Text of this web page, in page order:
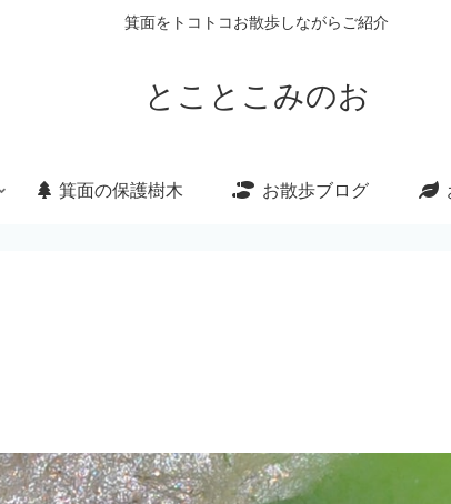
箕面をトコトコお散歩しながらご紹介
とことこみのお
箕面の保護樹木 お散歩ブログ